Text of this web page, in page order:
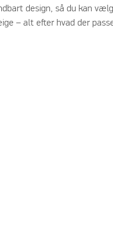
design, så du kan
– alt efter hvad der